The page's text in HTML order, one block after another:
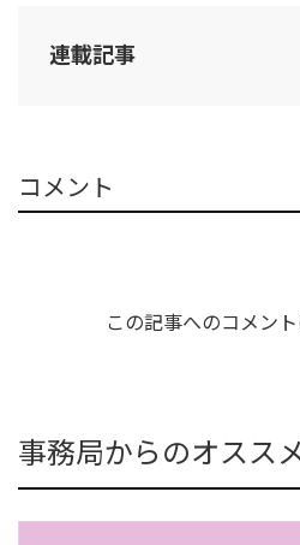
連載記事
コメント
この記事へのコメント
事務局からのオスス